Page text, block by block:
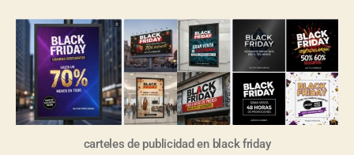
carteles de publicidad en black friday